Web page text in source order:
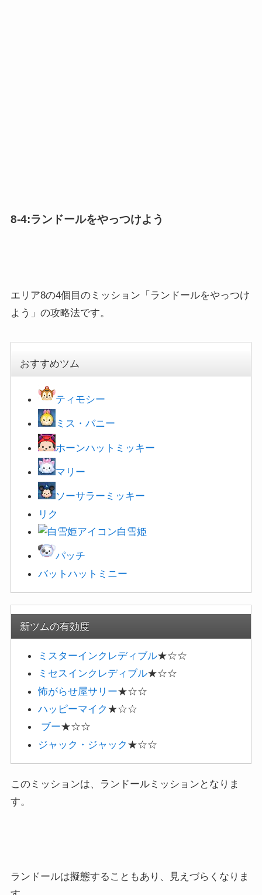
8-4:ランドールをやっつけよう
エリア8の4個目のミッション「ランドールをやっつけ
よう」の攻略法です。
おすすめツム
ティモシー
ミス・バニー
ホーンハットミッキー
マリー
ソーサラーミッキー
リク
白雪姫
パッチ
バットハットミニー
新ツムの有効度
ミスターインクレディブル★☆☆
ミセスインクレディブル★☆☆
怖がらせ屋サリー★☆☆
ハッピーマイク ★☆☆
ブー★☆☆
ジャック・ジャック ★☆☆
このミッションは、ランドールミッションとなりま
す。
ランドールは擬態することもあり、見えづらくなりま